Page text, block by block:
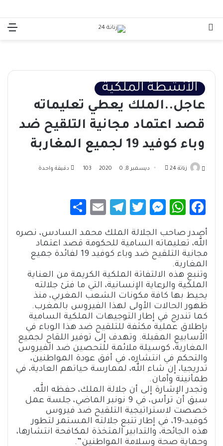
الأنشطة الملكية
عاجل..الملك يعطي تعليماته
قصد اعتماد مجانية التلقيح ضد
وباء كوفيد 19 لجميع المغاربة
زناتة 24
أرسل ديسمبر 8, 2020 0 دقيقة واحدة
Fa
e
b
o
ok
W
at
sA
p
p
M
se
n
g
er
T
tt
er
Te
gr
a
m
E
ail
ar
e
أصدر صاحب الجلالة الملك محمد السادس، نصره
الله، تعليماته السامية للحكومة قصد اعتماد
مجانية التلقيح ضد وباء كوفيد 19 لفائدة جميع
المغاربة.
وتنبع هذه الالتفاتة الملكية الكريمة من العناية
الملكية والرعاية الإنسانية، التي ما فتئ جلالته
يحيط بها كافة مكونات الشعب المغربي، منذ
ظهور الحالات الأولى لهذا الفيروس بالمغرب.
كما تندرج في إطار التوجيهات الملكية السامية
بإطلاق عملية مكثفة للتلقيح ضد هذا الوباء في
الأسابيع المقبلة. وتهدف إلى توفير اللقاح لجميع
المغاربة، كوسيلة ملائمة للتحصين ضد الفيروس
والتحكم في انتشاره، في أفق عودة المواطنين،
تدريجيا، إن شاء الله، لممارسة حياتهم العادية، في
طمأنينة وأمان.
وتجدر الإشارة إلى أن جلالة الملك، حفظه الله،
سبق أن ترأس، في 9 نونبر الماضي، جلسة عمل
خصصت لاستراتيجية التلقيح ضد فيروس
كوفيد-19، في إطار تتبع جلالته المستمر لتطور
هذه الجائحة، والتدابير المتخذة لمكافحة انتشارها،
وحماية صحة وسلامة المواطنين”.